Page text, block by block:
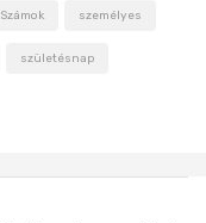
Számok személyes
születésnap